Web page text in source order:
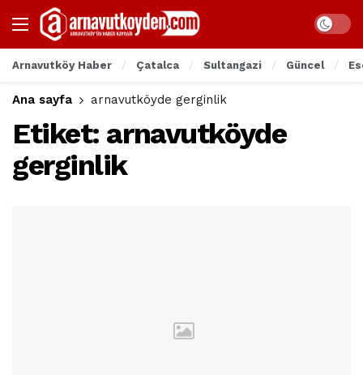
Arnavutköy Haber Çatalca Sultangazi Güncel
Ana sayfa arnavutköyde gerginlik
Etiket: arnavutköyde
gerginlik